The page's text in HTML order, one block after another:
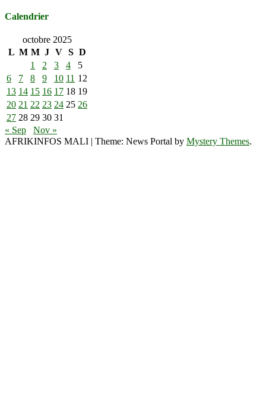
Calendrier
octobre 2025
L M M J V S D
1
2 3 4
5
6
7 8 9 10 11 12
13 14 15 16 17 18 19
20 21 22 23 24 25 26
27 28 29 30 31
« Sep
Nov »
AFRIKINFOS MALI | Theme: News Portal by Mystery Themes.